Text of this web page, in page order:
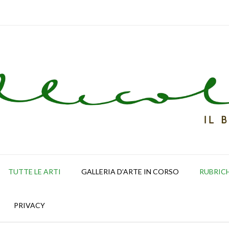
TUTTE LE ARTI GALLERIA D’ARTE IN CORSO
PRIVACY